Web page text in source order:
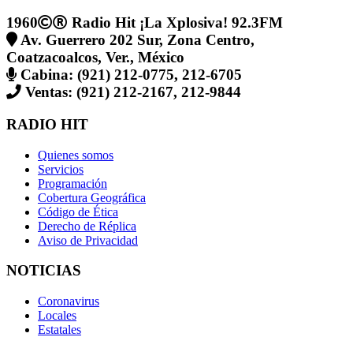
1960
Radio Hit ¡La Xplosiva! 92.3FM
Av. Guerrero 202 Sur, Zona Centro,
Coatzacoalcos, Ver., México
Cabina: (921) 212-0775, 212-6705
Ventas: (921) 212-2167, 212-9844
RADIO HIT
Quienes somos
Servicios
Programación
Cobertura Geográfica
Código de Ética
Derecho de Réplica
Aviso de Privacidad
NOTICIAS
Coronavirus
Locales
Estatales